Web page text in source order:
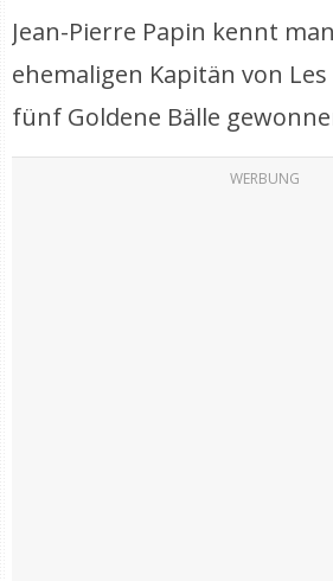
Jean-Pierre Papin kennt
ehemaligen Kapitän von
fünf Goldene Bälle
WERBUNG